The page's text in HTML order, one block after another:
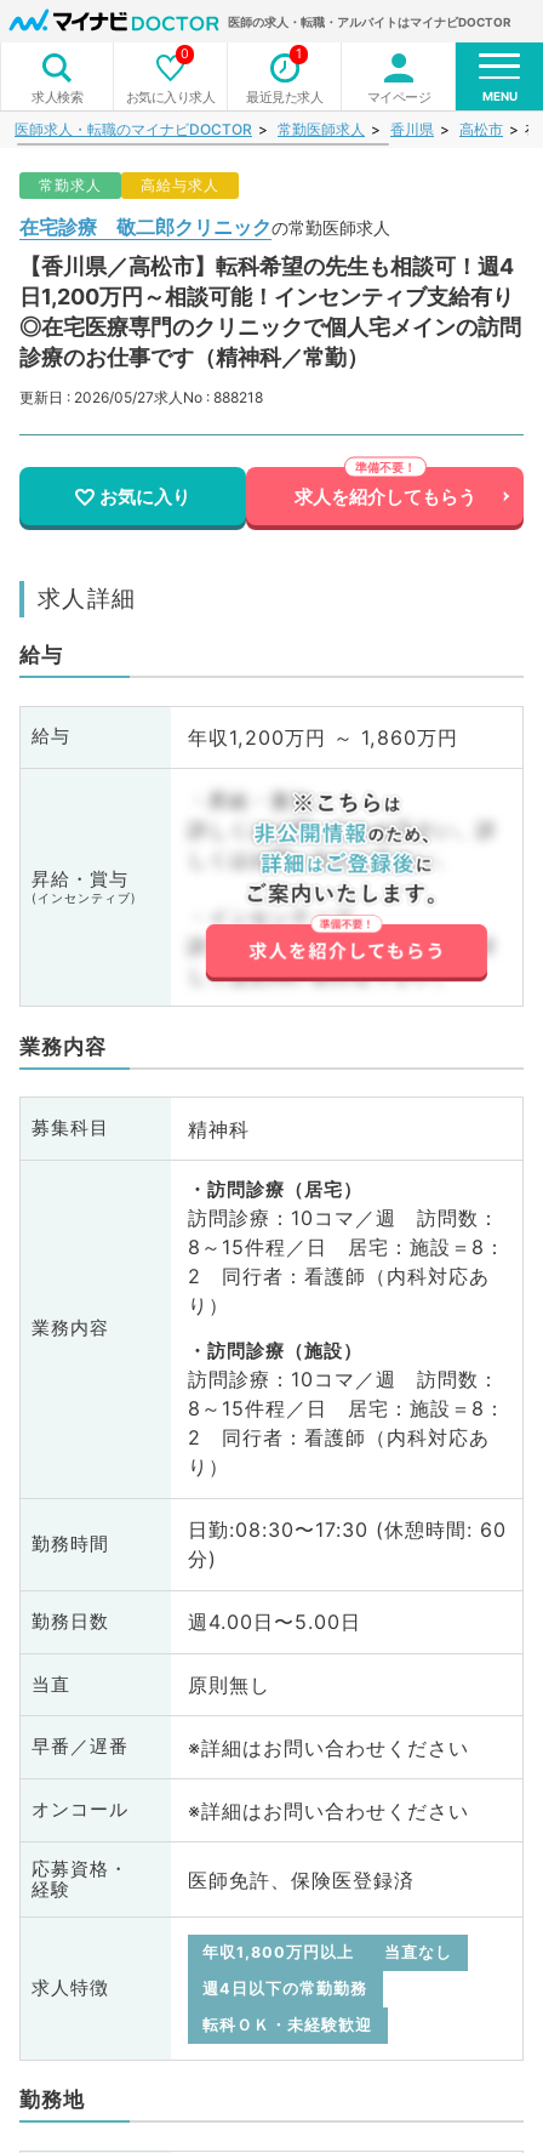
医師の求人・転職・アルバイトはマイナビDOCTOR
求人検索 お気に入り求人
0
最近見た求人
1
マイページ MENU
医師求人・転職のマイナビDOCTOR 常勤医師求人 香川県 高松市
常勤求人 高給与求人
在宅診療 敬二郎クリニックの常勤医師求人
【香川県／高松市】転科希望の先生も相談可！週4
日1,200万円～相談可能！インセンティブ支給有り
◎在宅医療専門のクリニックで個人宅メインの訪問
診療のお仕事です（精神科／常勤）
更新日 : 2026/05/27求人No : 888218
お気に入り 求人を紹介してもらう
求人詳細
給与
給与 年収1,200万円 ～ 1,860万円
昇給・賞与
(インセンティブ)
・昇給・賞与
詳しくはお問い合わせ下さい。詳
しくはお問い合わせ下さい。
・インセンティブ
詳しくはお問い合わせ下さい。詳
しくはお問い合わせ下さい。
業務内容
募集科目 精神科
業務内容
訪問診療（居宅）
訪問診療：10コマ／週 訪問数：
8～15件程／日 居宅：施設＝8：
2 同行者：看護師（内科対応あ
り）
訪問診療（施設）
訪問診療：10コマ／週 訪問数：
8～15件程／日 居宅：施設＝8：
2 同行者：看護師（内科対応あ
り）
勤務時間
日勤:08:30〜17:30 (休憩時間: 60
分)
勤務日数 週4.00日〜5.00日
当直 原則無し
早番／遅番 ※詳細はお問い合わせください
オンコール ※詳細はお問い合わせください
応募資格・
経験
医師免許、保険医登録済
求人特徴
年収1,800万円以上
当直なし
週4日以下の常勤勤務
転科ＯＫ・未経験歓迎
勤務地